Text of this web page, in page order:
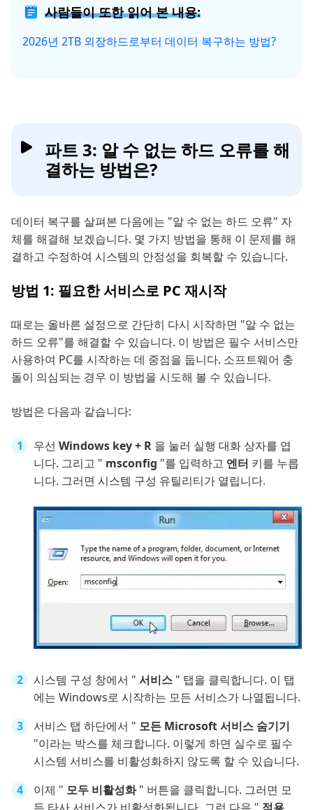
사람들이 또한 읽어 본 내용:
2026년 2TB 외장하드로부터 데이터 복구하는 방법?
파트 3: 알 수 없는 하드 오류를 해
결하는 방법은?
데이터 복구를 살펴본 다음에는 "알 수 없는 하드 오류" 자
체를 해결해 보겠습니다. 몇 가지 방법을 통해 이 문제를 해
결하고 수정하여 시스템의 안정성을 회복할 수 있습니다.
방법 1: 필요한 서비스로 PC 재시작
때로는 올바른 설정으로 간단히 다시 시작하면 "알 수 없는
하드 오류"를 해결할 수 있습니다. 이 방법은 필수 서비스만
사용하여 PC를 시작하는 데 중점을 둡니다. 소프트웨어 충
돌이 의심되는 경우 이 방법을 시도해 볼 수 있습니다.
방법은 다음과 같습니다:
우선 Windows key + R 을 눌러 실행 대화 상자를 엽
니다. 그리고 " msconfig "를 입력하고 엔터 키를 누릅
니다. 그러면 시스템 구성 유틸리티가 열립니다.
시스템 구성 창에서 " 서비스 " 탭을 클릭합니다. 이 탭
에는 Windows로 시작하는 모든 서비스가 나열됩니다.
서비스 탭 하단에서 " 모든 Microsoft 서비스 숨기기
"이라는 박스를 체크합니다. 이렇게 하면 실수로 필수
시스템 서비스를 비활성화하지 않도록 할 수 있습니다.
이제 " 모두 비활성화" 버튼을 클릭합니다. 그러면 모
든 타사 서비스가 비활성화됩니다. 그런 다음 " 적용